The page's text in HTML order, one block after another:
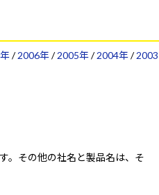
/2006年/2005年/2004年/2003
。その他の社名と製品名は、そ